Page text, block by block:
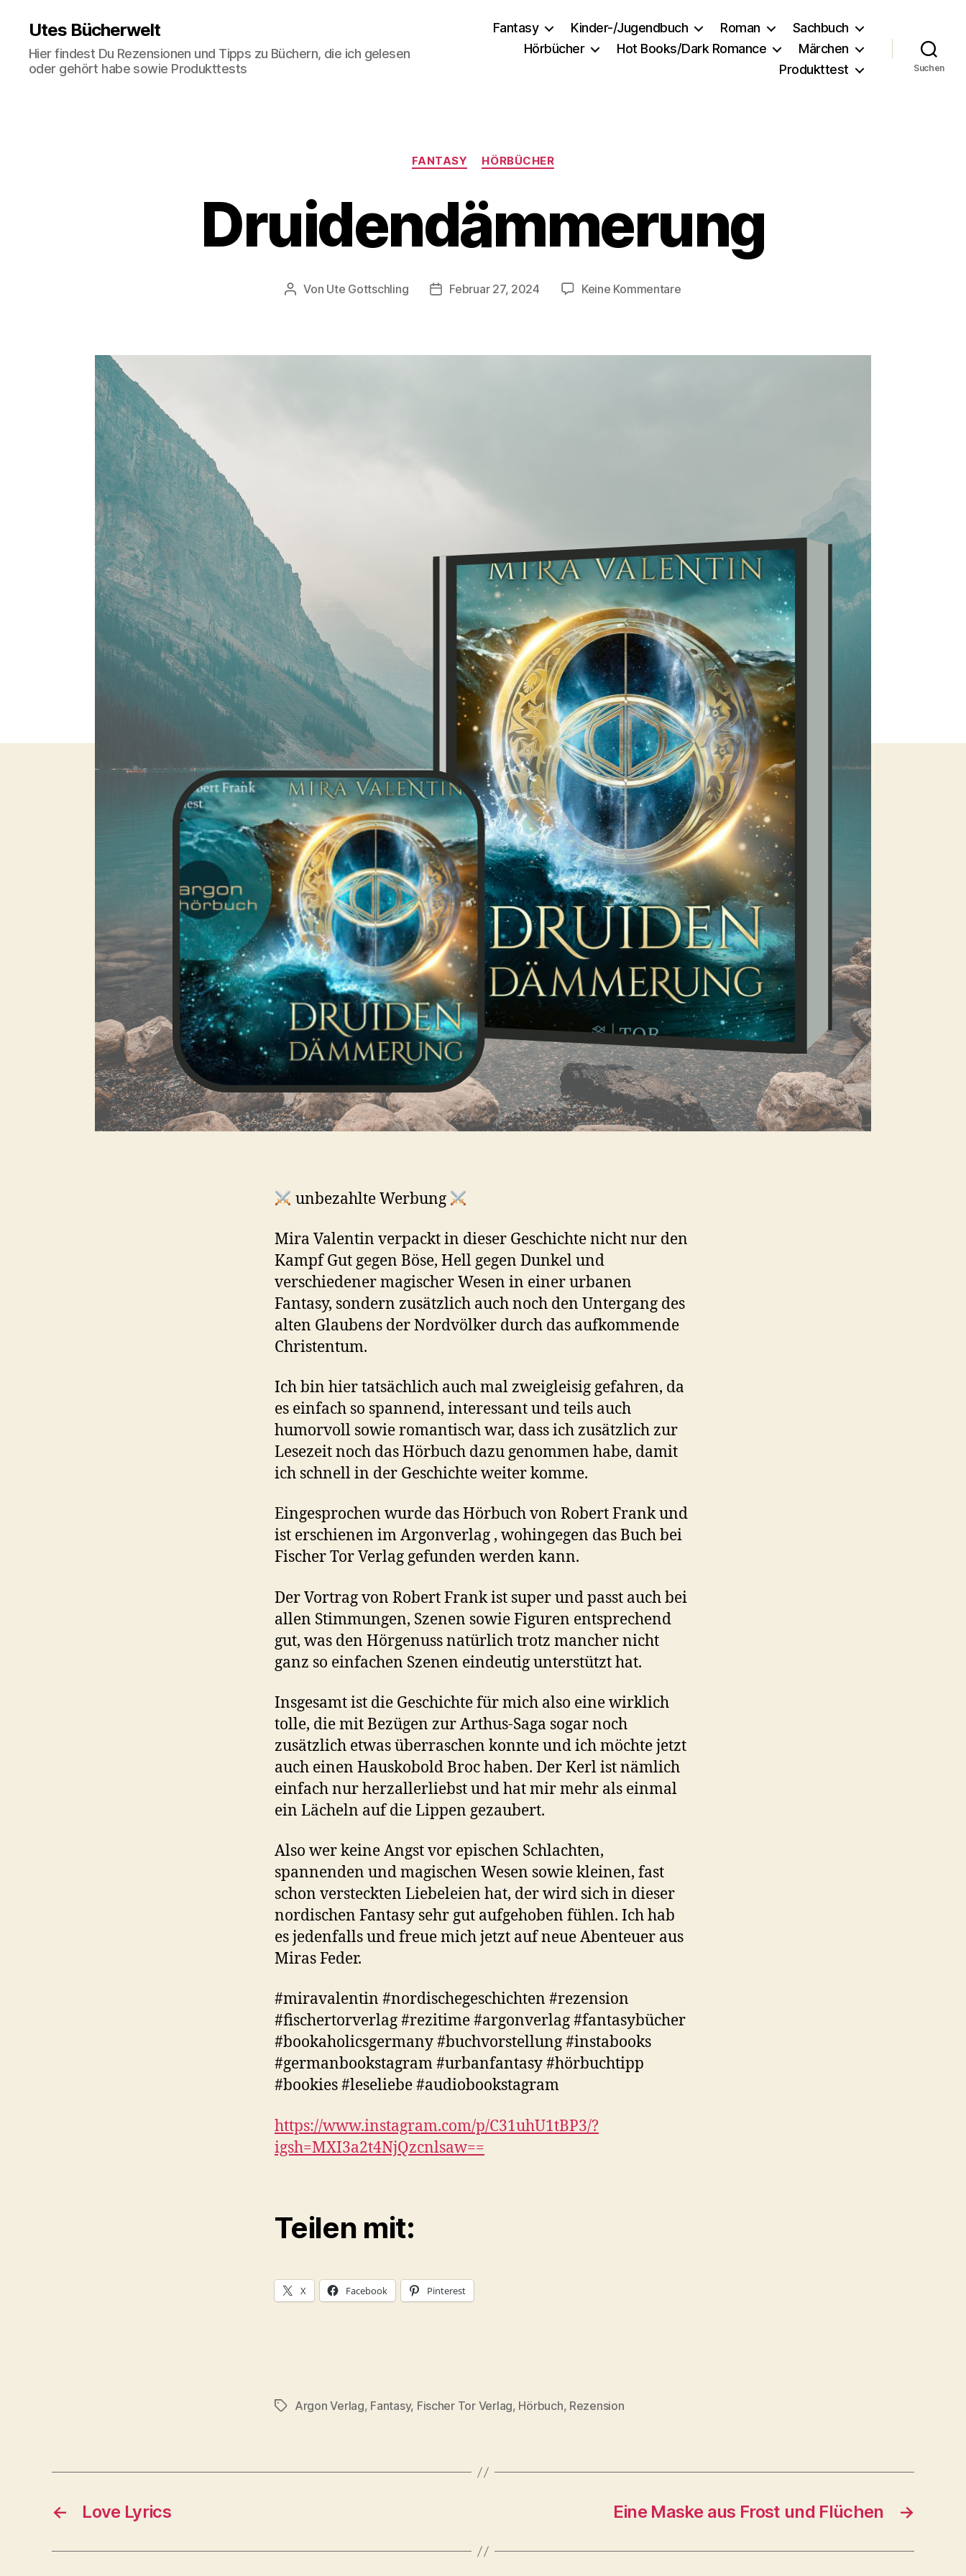
Utes Bücherwelt
Hier findest Du Rezensionen und Tipps zu Büchern, die ich gelesen
oder gehört habe sowie Produkttests
Fantasy Kinder-/Jugendbuch Roman
Sachbuch
Hörbücher
Hot Books/Dark Romance
Märchen
Produkttest
Suchen
Kategorien
FANTASY HÖRBÜCHER
Druidendämmerung
Beitragsautor
Von Ute Gottschling Veröffentlichungsdatum
Februar 27, 2024 Keine Kommentarezu
unbezahlte Werbung
Mira Valentin verpackt in dieser Geschichte nicht nur den
Kampf Gut gegen Böse, Hell gegen Dunkel und
verschiedener magischer Wesen in einer urbanen
Fantasy, sondern zusätzlich auch noch den Untergang des
alten Glaubens der Nordvölker durch das aufkommende
Christentum.
Ich bin hier tatsächlich auch mal zweigleisig gefahren, da
es einfach so spannend, interessant und teils auch
humorvoll sowie romantisch war, dass ich zusätzlich zur
Lesezeit noch das Hörbuch dazu genommen habe, damit
ich schnell in der Geschichte weiter komme.
Eingesprochen wurde das Hörbuch von Robert Frank und
ist erschienen im Argonverlag , wohingegen das Buch bei
Fischer Tor Verlag gefunden werden kann.
Der Vortrag von Robert Frank ist super und passt auch bei
allen Stimmungen, Szenen sowie Figuren entsprechend
gut, was den Hörgenuss natürlich trotz mancher nicht
ganz so einfachen Szenen eindeutig unterstützt hat.
Insgesamt ist die Geschichte für mich also eine wirklich
tolle, die mit Bezügen zur Arthus-Saga sogar noch
zusätzlich etwas überraschen konnte und ich möchte jetzt
auch einen Hauskobold Broc haben. Der Kerl ist nämlich
einfach nur herzallerliebst und hat mir mehr als einmal
ein Lächeln auf die Lippen gezaubert.
Also wer keine Angst vor epischen Schlachten,
spannenden und magischen Wesen sowie kleinen, fast
schon versteckten Liebeleien hat, der wird sich in dieser
nordischen Fantasy sehr gut aufgehoben fühlen. Ich hab
es jedenfalls und freue mich jetzt auf neue Abenteuer aus
Miras Feder.
#miravalentin #nordischegeschichten #rezension
#fischertorverlag #rezitime #argonverlag #fantasybücher
#bookaholicsgermany #buchvorstellung #instabooks
#germanbookstagram #urbanfantasy #hörbuchtipp
#bookies #leseliebe #audiobookstagram
https://www.instagram.com/p/C31uhU1tBP3/?
igsh=MXI3a2t4NjQzcnlsaw==
Teilen mit:
X Facebook Pinterest
Schlagwörter
Argon Verlag, Fantasy, Fischer Tor Verlag, Hörbuch, Rezension
← Love Lyrics →
Eine Maske aus Frost und Flüchen